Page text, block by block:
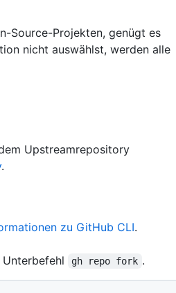
Source-Projekten, genügt es
nicht auswählst, werden alle
Upstreamrepository
.
zu GitHub CLI.
gh repo fork .